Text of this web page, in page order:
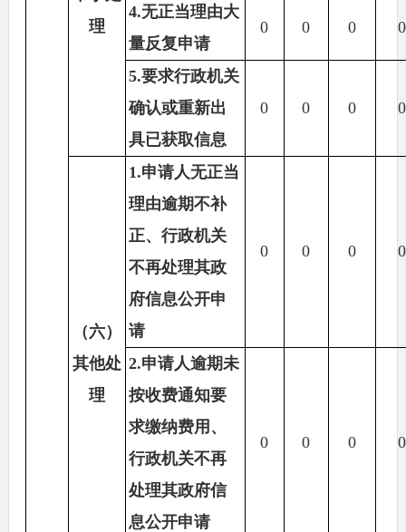
理
4.无正当理由大
量反复申请
0 0 0 0
5.要求行政机关
确认或重新出
具已获取信息
0 0 0 0
（六）
其他处
理
1.申请人无正当
理由逾期不补
正、行政机关
不再处理其政
府信息公开申
请
0 0 0 0
2.申请人逾期未
按收费通知要
求缴纳费用、
行政机关不再
处理其政府信
息公开申请
0 0 0 0